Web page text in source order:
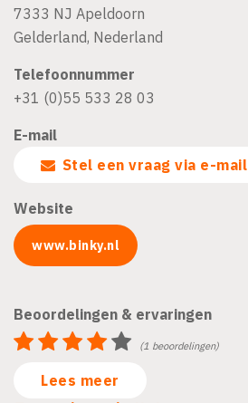
7333 NJ Apeldoorn
Gelderland, Nederland
Telefoonnummer
+31 (0)55 533 28 03
E-mail
Stel een vraag via e-mail
Website
www.binky.nl
Beoordelingen & ervaringen
(1 beoordelingen)
Lees meer